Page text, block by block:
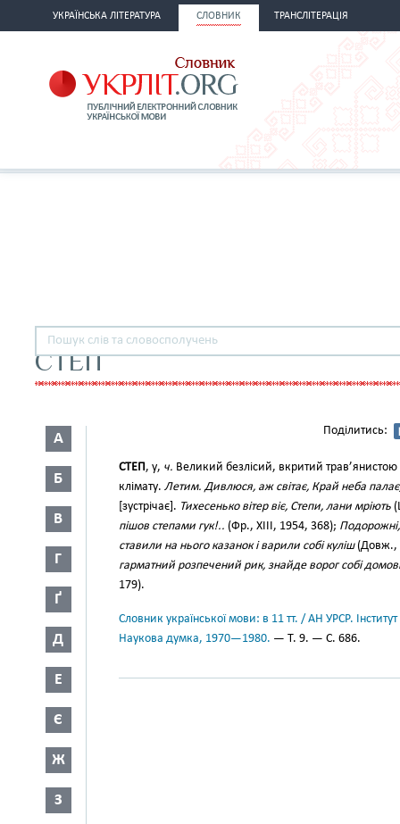
УКРАЇНСЬКА ЛІТЕРАТУРА СЛОВНИК ТРАНСЛІТЕРАЦІЯ
СТЕП
А
Б
В
Г
Ґ
Д
Е
Є
Ж
З
Поділитись:
СТЕП, у, ч. Великий безлісий, вкритий трав’янистою
клімату. Летим. Дивлюся, аж світає, Край неба
[зустрічає]. Тихесенько вітер віє, Степи, лани мріють
пішов степами гук!.. (Фр., XIII, 1954, 368);
ставили на нього казанок і варили собі куліш(Довж.,
гарматний розпечений рик, знайде ворог собі
179).
Словник української мови: в 11 тт. / АН УРСР.
Наукова думка, 1970—1980. — Т. 9. — С. 686.